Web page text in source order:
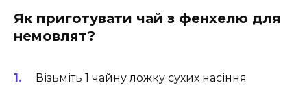
Як приготувати чай з фенхелю для
немовлят?
Візьміть 1 чайну ложку сухих насіння